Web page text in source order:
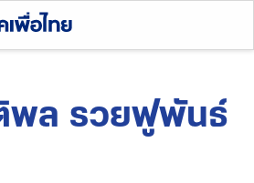
พล รวยฟูพันธ์